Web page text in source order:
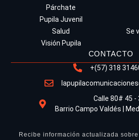
Párchate
Pupila Juvenil
Salud
Se
Visión Pupila
CONTACTO
+(57) 318
Calle 80# 45 -
Barrio Campo Valdés |
Recibe información actualizada